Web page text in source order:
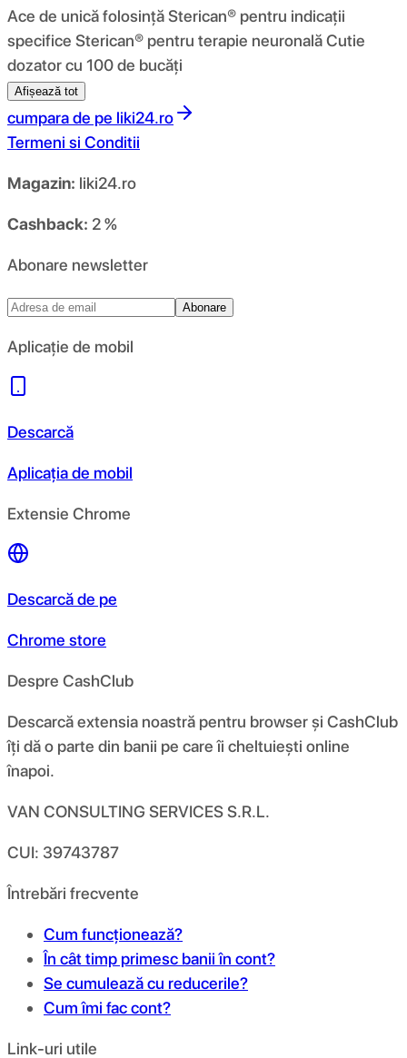
Ace de unică folosință Sterican® pentru indicații
specifice Sterican® pentru terapie neuronală Cutie
dozator cu 100 de bucăți
Afișează tot
cumpara de pe liki24.ro
Termeni si Conditii
Magazin: liki24.ro
Cashback: 2 %
Abonare newsletter
Abonare
Aplicație de mobil
Descarcă
Aplicația de mobil
Extensie Chrome
Descarcă de pe
Chrome store
Despre CashClub
Descarcă extensia noastră pentru browser și CashClub
îți dă o parte din banii pe care îi cheltuiești online
înapoi.
VAN CONSULTING SERVICES S.R.L.
CUI: 39743787
Întrebări frecvente
Cum funcționează?
În cât timp primesc banii în cont?
Se cumulează cu reducerile?
Cum îmi fac cont?
Link-uri utile